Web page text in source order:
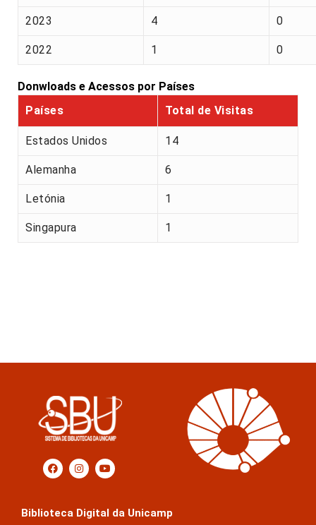
2023 4 0
2022 1 0
Donwloads e Acessos por Países
Países
Total de Visitas
Estados Unidos 14
Alemanha 6
Letónia 1
Singapura 1
Biblioteca Digital da Unicamp